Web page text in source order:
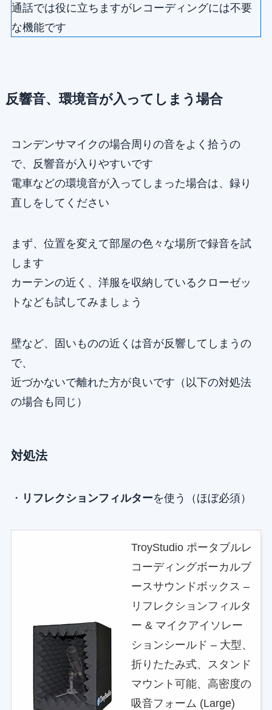
通話では役に立ちますがレコーディングには不要
な機能です
反響音、環境音が入ってしまう場合
コンデンサマイクの場合周りの音をよく拾うの
で、反響音が入りやすいです
電車などの環境音が入ってしまった場合は、録り
直しをしてください
まず、位置を変えて部屋の色々な場所で録音を試
します
カーテンの近く、洋服を収納しているクローゼッ
トなども試してみましょう
壁など、固いものの近くは音が反響してしまうの
で、
近づかないで離れた方が良いです（以下の対処法
の場合も同じ）
対処法
・ リフレクションフィルターを使う（ほぼ必須）
TroyStudio ポータブルレ
コーディングボーカルブ
ースサウンドボックス –
リフレクションフィルタ
ー & マイクアイソレー
ションシールド – 大型、
折りたたみ式、スタンド
マウント可能、高密度の
吸音フォーム (Large)